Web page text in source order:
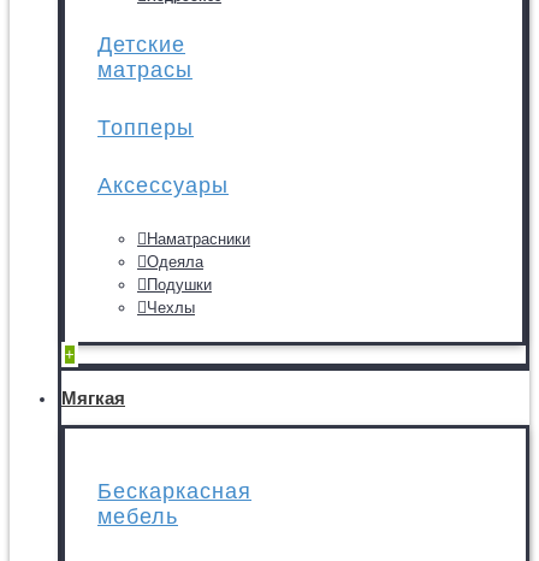
Детские
матрасы
Топперы
Аксессуары
Наматрасники
Одеяла
Подушки
Чехлы
+
Мягкая
Бескаркасная
мебель